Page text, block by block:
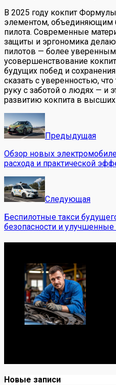
В 2025 году кокпит
элементом, объединяющим
пилота. Современные
защиты и эргономика
пилотов — более
усовершенствование
будущих побед и
сказать с уверенностью,
руку с заботой о людях — и
развитию кокпита в высших
Предыдущая
Обзор новых
расхода и практической
Следующая
Беспилотные такси
безопасности и
Новые записи